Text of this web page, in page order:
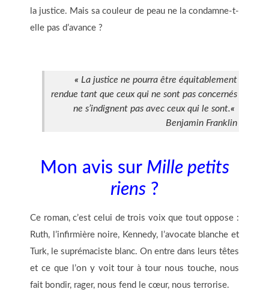
la justice. Mais sa couleur de peau ne la condamne-t-
elle pas d’avance ?
« La justice ne pourra être équitablement
rendue tant que ceux qui ne sont pas concernés
ne s’indignent pas avec ceux qui le sont.«
Benjamin Franklin
Mon avis sur Mille petits
riens ?
Ce roman, c’est celui de trois voix que tout oppose :
Ruth, l’infirmière noire, Kennedy, l’avocate blanche et
Turk, le suprémaciste blanc. On entre dans leurs têtes
et ce que l’on y voit tour à tour nous touche, nous
fait bondir, rager, nous fend le cœur, nous terrorise.